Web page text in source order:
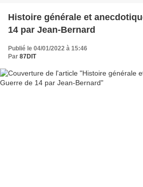
Histoire générale et
14 par Jean-Bernard
Publié le 04/01/2022 à 15:46
Par 87DIT